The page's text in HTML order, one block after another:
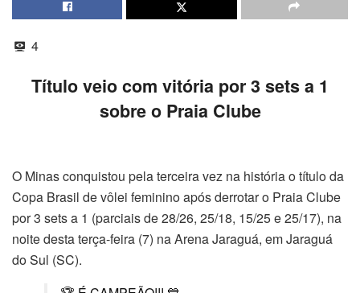
4
Título veio com vitória por 3 sets a 1
sobre o Praia Clube
O Minas conquistou pela terceira vez na história o título da
Copa Brasil de vôlei feminino após derrotar o Praia Clube
por 3 sets a 1 (parciais de 28/26, 25/18, 15/25 e 25/17), na
noite desta terça-feira (7) na Arena Jaraguá, em Jaraguá
do Sul (SC).